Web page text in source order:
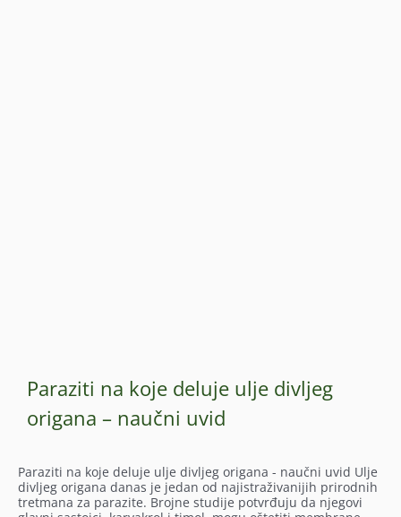
Paraziti na koje deluje ulje divljeg
origana – naučni uvid
Paraziti na koje deluje ulje divljeg origana - naučni uvid Ulje
divljeg origana danas je jedan od najistraživanijih prirodnih
tretmana za parazite. Brojne studije potvrđuju da njegovi